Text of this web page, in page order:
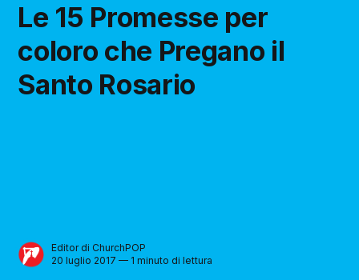
Le 15 Promesse per
coloro che Pregano il
Santo Rosario
Editor di ChurchPOP
20 luglio 2017 — 1 minuto di lettura